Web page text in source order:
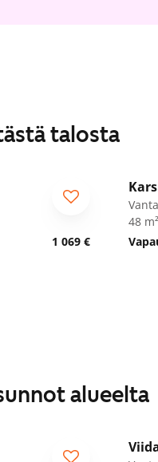
talosta
1 069 €
48
alueelta
ARA